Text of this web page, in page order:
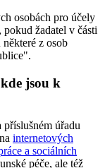
osobách pro účely
žadatel v části
z osob
jsou k
úřadu
internetových
a sociálních
péče, ale též